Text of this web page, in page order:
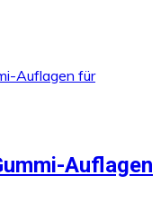
Auflagen